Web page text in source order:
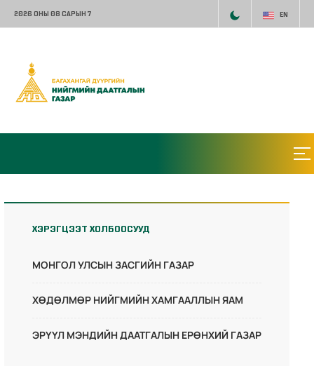
2026 ОНЫ 08 САРЫН 7 EN
ХЭРЭГЦЭЭТ ХОЛБООСУУД
МОНГОЛ УЛСЫН ЗАСГИЙН ГАЗАР
ХӨДӨЛМӨР НИЙГМИЙН ХАМГААЛЛЫН ЯАМ
ЭРҮҮЛ МЭНДИЙН ДААТГАЛЫН ЕРӨНХИЙ ГАЗАР